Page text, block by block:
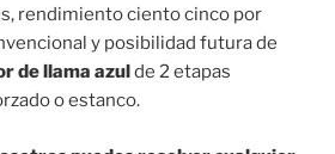
rendimiento ciento cinco por
y posibilidad futura de
de llama azulde 2 etapas
o estanco.